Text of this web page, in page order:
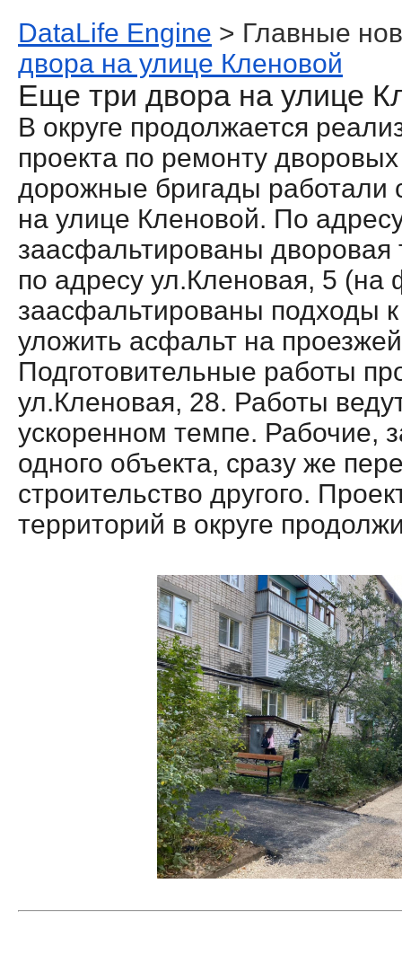
DataLife Engine > Главные
двора на улице Кленовой
Еще три двора на улице
В округе продолжается
проекта по ремонту
дорожные бригады работали
на улице Кленовой. По
заасфальтированы дворовая
по адресу ул.Кленовая, 5 (на
заасфальтированы подходы
уложить асфальт на
Подготовительные работы
ул.Кленовая, 28. Работы
ускоренном темпе. Рабочие,
одного объекта, сразу же
строительство другого.
территорий в округе